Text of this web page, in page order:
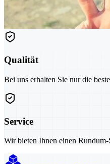
Qualität
Bei uns erhalten Sie nur die
Service
Wir bieten Ihnen einen